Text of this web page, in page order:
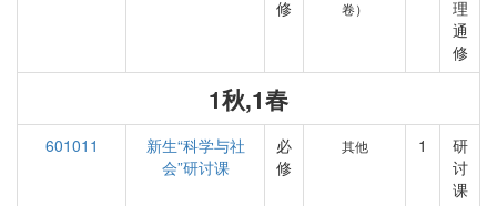
修
卷）
理
通
修
1秋,1春
601011
新生“科学与社
会”研讨课
必
修
其他 1
研
讨
课